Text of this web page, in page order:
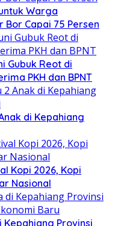
Warga
Bor Capai 75 Persen
Gubuk Reot di
PKH dan BPNT
di Kepahiang
Kopi 2026, Kopi
Nasional
Kepahiang Provinsi